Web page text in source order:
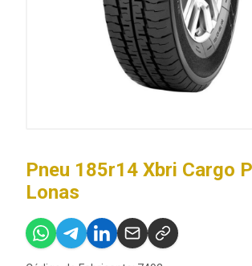
Pneu 185r14 Xbri Cargo
Lonas